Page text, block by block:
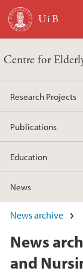
Skip to main content
Centre for
Research Projects
Publications
Education
News
News archive
News
and